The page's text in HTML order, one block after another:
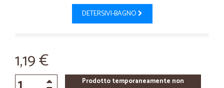
DETERSIVI-BAGNO
1,19 €
Prodotto temporaneamente non